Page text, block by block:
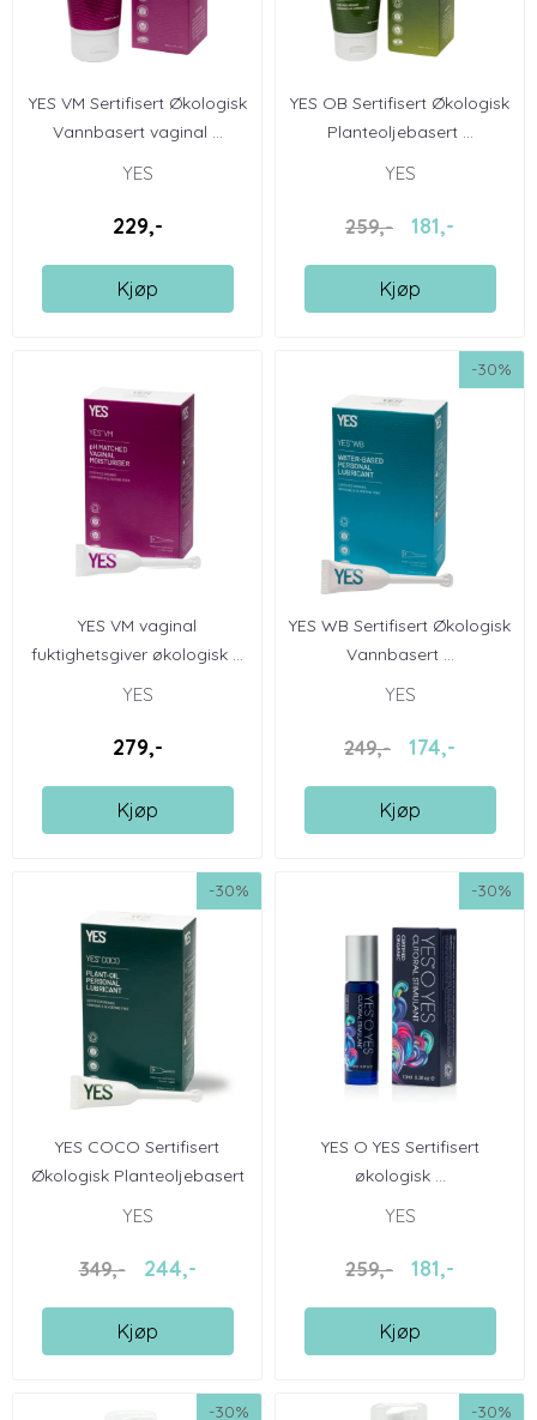
YES VM Sertifisert Økologisk
Vannbasert vaginal ...
YES
229,-
Kjøp
YES OB Sertifisert Økologisk
Planteoljebasert ...
YES
259,- 181,-
Kjøp
YES VM vaginal
fuktighetsgiver økologisk ...
YES
279,-
Kjøp
-30%
YES WB Sertifisert Økologisk
Vannbasert ...
YES
249,- 174,-
Kjøp
-30%
YES COCO Sertifisert
Økologisk Planteoljebasert
...
YES
349,- 244,-
Kjøp
-30%
YES O YES Sertifisert
økologisk ...
YES
259,- 181,-
Kjøp
-30% -30%